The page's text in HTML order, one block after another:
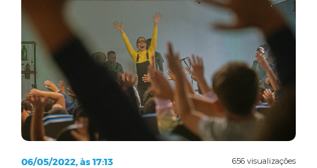
656 visualizações
06/05/2022, às 17:13